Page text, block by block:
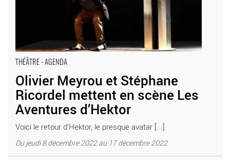
THÉÂTRE - AGENDA
Olivier Meyrou et Stéphane
Ricordel mettent en scène Les
Aventures d’Hektor
Voici le retour d’Hektor, le presque avatar [...]
Du jeudi 8 décembre 2022 au 17 décembre 2022